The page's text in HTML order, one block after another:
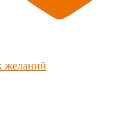
желаний